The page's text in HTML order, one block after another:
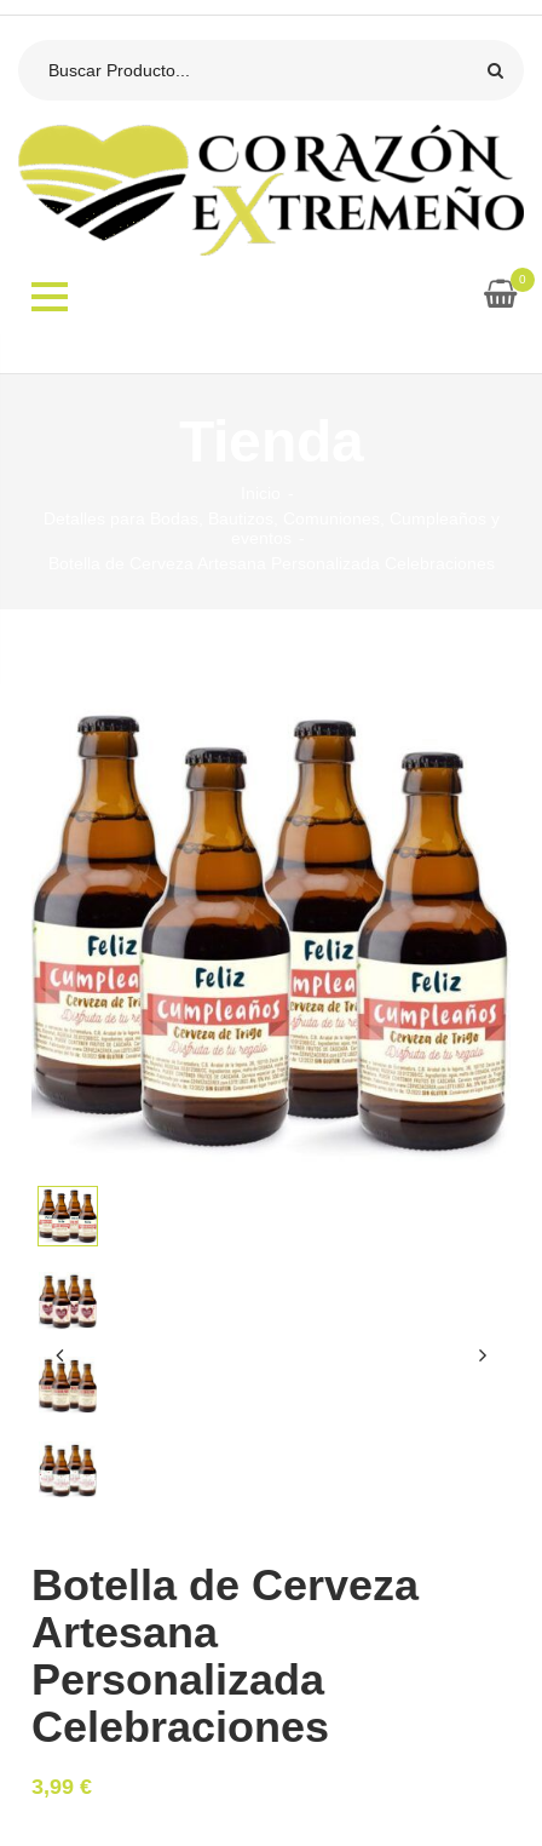
0
Botella de Cerveza
Artesana
Personalizada
Celebraciones
3,99€